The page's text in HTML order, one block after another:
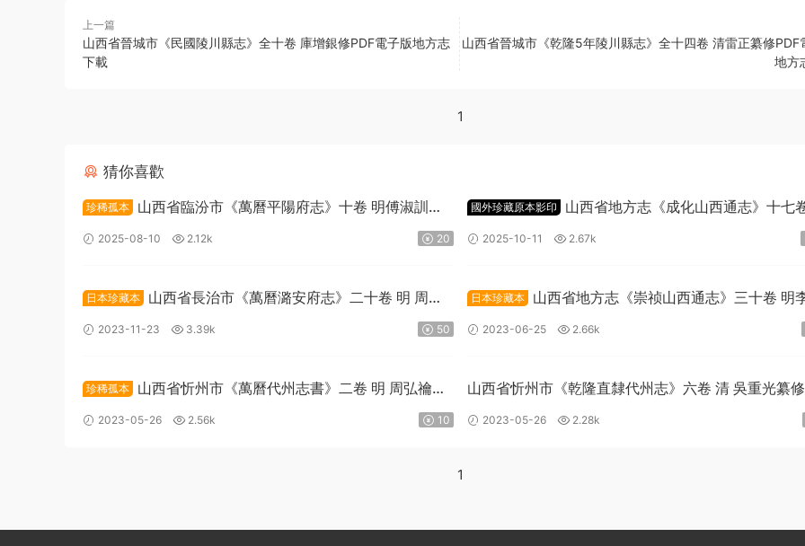
上一篇
山西省晉城市《民國陵川縣志》全十卷 庫增銀修PDF電子版地方志
下載
山西省晉城市《乾隆5年陵川縣志》全十四卷 清雷正纂修PDF
地方
1
猜你喜歡
珍稀孤本
山西省臨汾市《萬曆平陽府志》十卷 明傅淑訓修
曹樹聲纂PDF高清電子版下載
2025-08-10 2.12k 20
國外珍藏原本影印
山西省地方志《成化山西通志》十七
李侃主修 胡谧纂輯PDF高清電子版下載
2025-10-11 2.67k
日本珍藏本
山西省長治市《萬曆潞安府志》二十卷 明 周一
梧 纂修PDF高清電子版下載
2023-11-23 3.39k 50
日本珍藏本
山西省地方志《崇祯山西通志》三十卷 明
祯纂修PDF高清電子版下載
2023-06-25 2.66k
珍稀孤本
山西省忻州市《萬曆代州志書》二卷 明 周弘禴纂
修PDF高清電子版影印本下載
2023-05-26 2.56k 10
山西省忻州市《乾隆直隸代州志》六卷 清 吳重光纂
高清電子版影印本下載
2023-05-26 2.28k
1